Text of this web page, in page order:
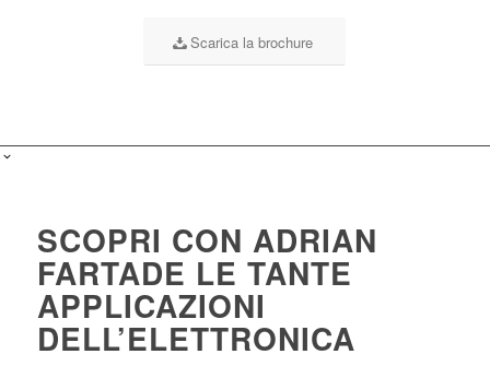
Scarica la brochure
SCOPRI CON ADRIAN
FARTADE LE TANTE
APPLICAZIONI
DELL’ELETTRONICA